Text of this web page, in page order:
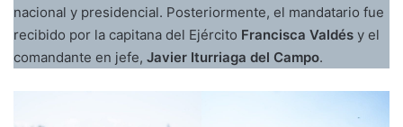
nacional y presidencial. Posteriormente, el mandatario fue
recibido por la capitana del Ejército Francisca Valdés y el
comandante en jefe, Javier Iturriaga del Campo.